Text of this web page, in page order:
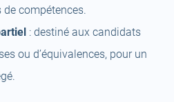
de compétences.
: destiné aux candidats
ou d’équivalences, pour un